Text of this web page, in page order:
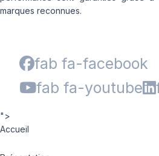
marques reconnues.
fab fa-facebook
fab fa-youtube
">
Accueil